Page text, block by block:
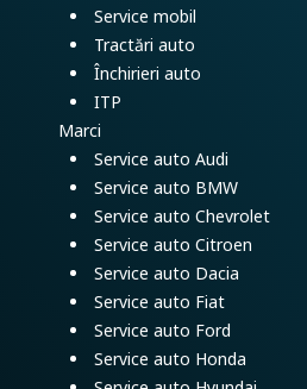
Service mobil
Tractări auto
Închirieri auto
ITP
Marci
Service auto Audi
Service auto BMW
Service auto Chevrolet
Service auto Citroen
Service auto Dacia
Service auto Fiat
Service auto Ford
Service auto Honda